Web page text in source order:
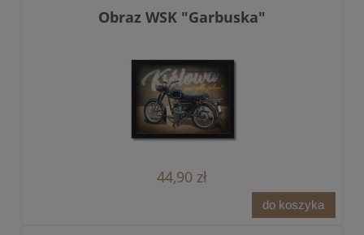
Obraz WSK "Garbuska"
44,90 zł
do koszyka